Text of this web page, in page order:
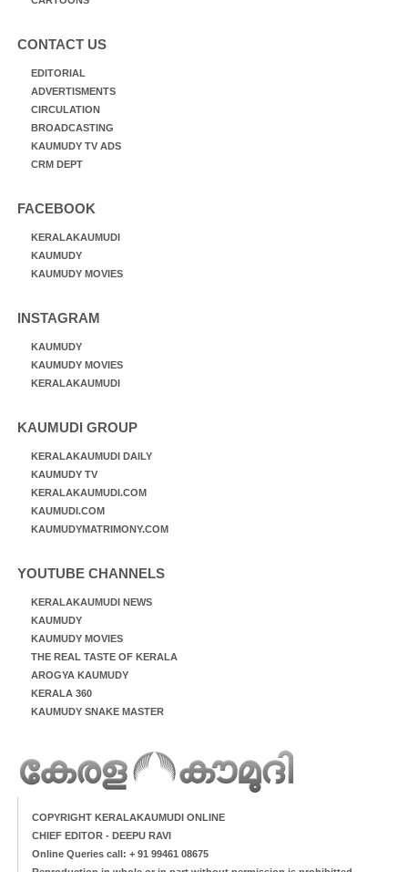
CONTACT US
EDITORIAL
ADVERTISMENTS
CIRCULATION
BROADCASTING
KAUMUDY TV ADS
CRM DEPT
FACEBOOK
KERALAKAUMUDI
KAUMUDY
KAUMUDY MOVIES
INSTAGRAM
KAUMUDY
KAUMUDY MOVIES
KERALAKAUMUDI
KAUMUDI GROUP
KERALAKAUMUDI DAILY
KAUMUDY TV
KERALAKAUMUDI.COM
KAUMUDI.COM
KAUMUDYMATRIMONY.COM
YOUTUBE CHANNELS
KERALAKAUMUDI NEWS
KAUMUDY
KAUMUDY MOVIES
THE REAL TASTE OF KERALA
AROGYA KAUMUDY
KERALA 360
KAUMUDY SNAKE MASTER
COPYRIGHT KERALAKAUMUDI ONLINE
CHIEF EDITOR - DEEPU RAVI
Online Queries call: + 91 99461 08675